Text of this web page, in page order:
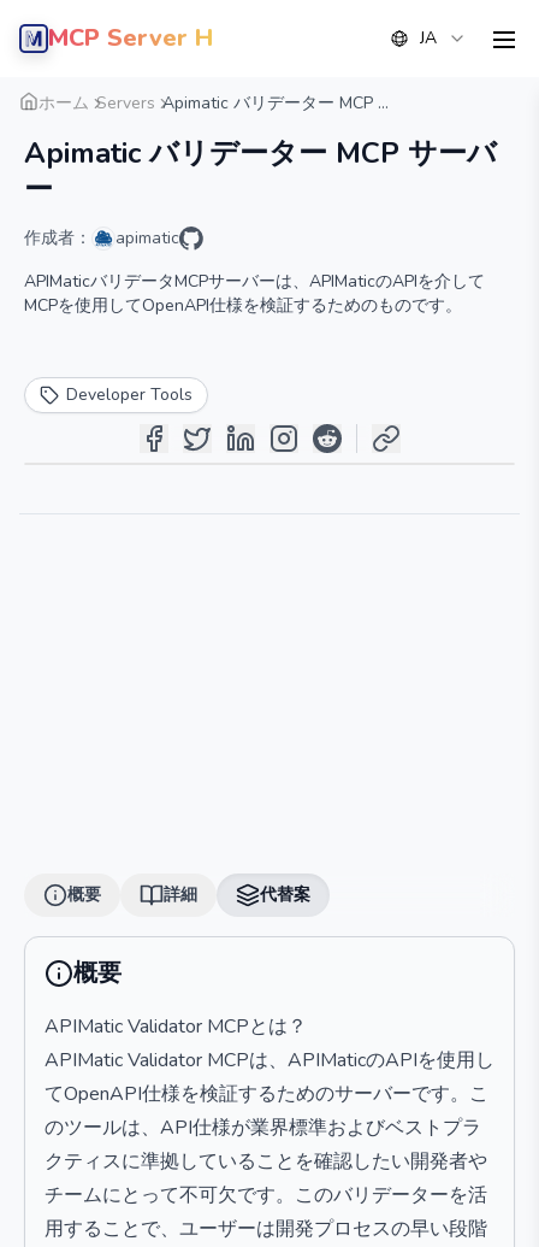
MCP Server Hub JA
ホーム Servers Apimatic バリデーター MCP ...
Apimatic バリデーター MCP サーバ
ー
作成者：
apimatic
APIMaticバリデータMCPサーバーは、APIMaticのAPIを介して
MCPを使用してOpenAPI仕様を検証するためのものです。
Developer Tools
概要 詳細 代替案
概要 詳細 代替案
概要
APIMatic Validator MCPとは？
APIMatic Validator MCPは、APIMaticのAPIを使用し
てOpenAPI仕様を検証するためのサーバーです。こ
のツールは、API仕様が業界標準およびベストプラ
クティスに準拠していることを確認したい開発者や
チームにとって不可欠です。このバリデーターを活
用することで、ユーザーは開発プロセスの早い段階